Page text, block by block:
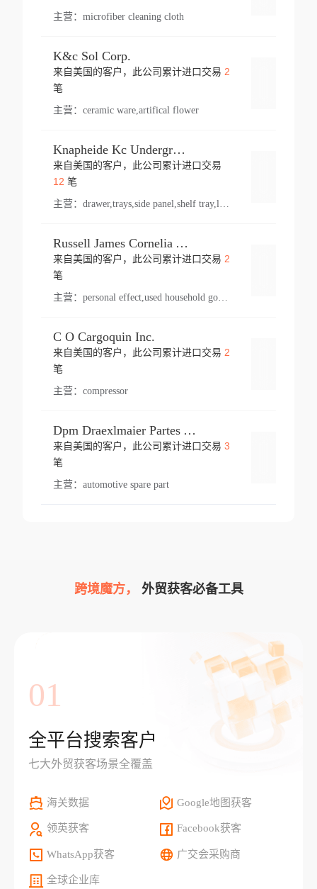
主营： microfiber cleaning cloth
K&c Sol Corp.
来自美国的客户，此公司累计进口交易 2
笔
主营： ceramic ware,artifical flower
Knapheide Kc Underground
来自美国的客户，此公司累计进口交易
12 笔
主营：
Russell James Cornelia Arlington Va
来自美国的客户，此公司累计进口交易 2
笔
主营： personal effect,used household goods
C O Cargoquin Inc.
来自美国的客户，此公司累计进口交易 2
笔
主营： compressor
Dpm Draexlmaier Partes Automotrices Corr Ind Huejotzingo
来自美国的客户，此公司累计进口交易 3
笔
主营： automotive spare part
跨境魔方， 外贸获客必备工具
01
全平台搜索客户
七大外贸获客场景全覆盖
海关数据 Google地图获客
领英获客 Facebook获客
WhatsApp获客 广交会采购商
全球企业库